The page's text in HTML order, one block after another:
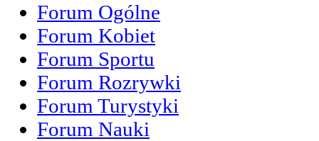
Forum Ogólne
Forum Kobiet
Forum Sportu
Forum Rozrywki
Forum Turystyki
Forum Nauki